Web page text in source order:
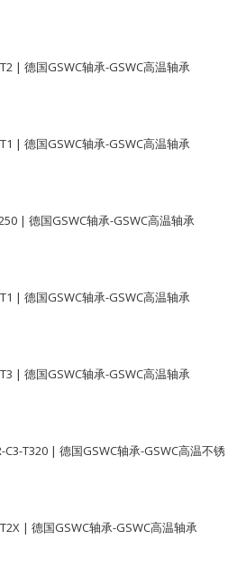
| 德国GSWC轴承-GSWC高温轴承
| 德国GSWC轴承-GSWC高温轴承
| 德国GSWC轴承-GSWC高温轴承
| 德国GSWC轴承-GSWC高温轴承
| 德国GSWC轴承-GSWC高温轴承
C3-T320 | 德国GSWC轴承-GSWC高温不锈
| 德国GSWC轴承-GSWC高温轴承